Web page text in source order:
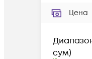
Цена
сум)